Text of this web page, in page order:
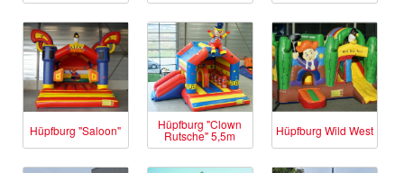
Hüpfburg "Saloon" Hüpfburg "Clown
Rutsche" 5,5m Hüpfburg Wild West